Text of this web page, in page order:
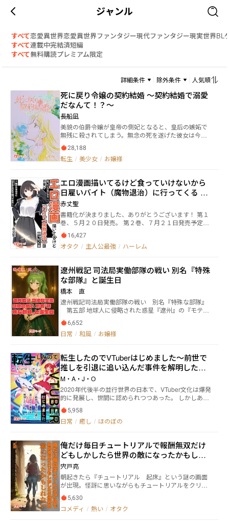
ジャンル
すべて恋愛異世界恋愛異世界ファンタジー現代ファンタジー現実世界BL
すべて連載中完結済短編
すべて無料購読プレミアム限定
詳細条件 除外条件 人気順
死に戻り令嬢の契約結婚 〜契約結婚で溺愛
だなんて！？〜
長船凪
美貌の伯爵令嬢が皇帝の側妃となると、皇后の嫉妬で
無残に殺されてしまう。無念の死を遂げた彼女は今際
の際に救済を神に祈った。 そして彼女は死に戻りをし
た。皇帝に見初められるデビュタントの以前の自分
に。 更に死に戻りの際に前々世で日本の女性だったこ
を希望する。 本編終了後に、外伝が始まります。2025
7/28より
28,188
転生 / 美少女 / お嬢様
エロ漫画描いてるけど食っていけないから
日雇いバイト（魔物退治）に行ってくる ～
助けた女の子に付きまとわれて困ってます
～
赤丈聖
書籍化が決まりました、ありがとうございます！ 第１
巻、５月２０日発売。 第２巻、７月２１日発売予定。
茶川綴人は“エロ”が付く漫画家だ。一日のほとんどを
創作活動に充てている。 夢は印税だけで暮らせるぐら
い売れること。でも、未だ安定した生活には程遠い。
か……。 いや、それだけはダメだ。二ヶ月連続は避け
たい。 じゃあ、どうすればいい？ どうすれば家賃を滞
納せずに済む？ 悲しいかな、その答えは既に出てい
る。 「……日雇いバイト、行くしかないよなぁ」
16,427
オタク / 主人公最強 / ハーレム
遼州戦記 司法局実働部隊の戦い 別名『特殊
な部隊』と誕生日
橋本 直
遼州戦記司法局実働部隊の戦い 別名『特殊な部隊』
第五部 地球人に侵略された惑星『遼州』の『モテな
い宇宙人』遼州人の青年・神前誠（しんぜん まこと）
が、司法局実働部隊機動部隊第一小隊――通称『特殊な部
隊』に配属されて、半年が過ぎようとしていた。 銃も
んな新米を容赦なく『部隊のノリ』へ引きずり込むこ
とに容赦がない。 無表情で的確、戦場では鬼なのに日
常では不器用な小隊長カウラ・ベルガー大尉。 185cm
の長身に糸目の笑顔、豪快さと悪ノリを両立させる運
用艦『ふさ』艦長アメリア・クラウゼ中佐。 上流貴族
の生まれで暴力サイボーグ、誠を蹴って起こすのが朝
の挨拶な西園寺かなめ大尉。 そして彼女の妹で、誠の
『許婚』を自称する完璧美貌の少佐・日野かえで――ただ
し趣味と執着が致命的に『異常』。 舞台は年末。訓練
2月25日』という事実が明らかになったことがきっか
けで、アメリア主導のクリスマス会が誠の実家『神前
一刀流道場』で開催されることになる。 剣の家に、軍
人と人造人間と貴族と変態が雪崩れ込み、上品すぎる
プレゼント選び、蟹パーティー、里帰り渋滞、意味不
明な招待状、そして『認めた覚えのない婚約話』まで
が次々に襲来。誠はツッコミ役として振り回されなが
らも、カウラへの贈り物に得意の『絵』を選び、妨害
と騒動の渦中で必死に描き上げていく。 笑いと皮肉、
仲間の情と厄介さが同居する、SFお仕事ギャグロマ
6,652
日常 / 和風 / お嬢様
転生したのでVTuberはじめました〜前世で
推しを引退に追い込んだ事件を解明した
い〜
M・A・J・O
2020年代後半の並行世界の日本で、VTuber文化は爆発
的に発展し、世間に認められつつあった。 しかしある
時、白鳥かなの推しているVTuberがとある事件により
引退を迫られることになる。 かなはそのことがショッ
クで周りが見えておらず、外出中車に轢かれて死亡
た。 かなは前世の記憶が残っていたため未来の知識を
活かして、多様性と革新の方向へとコミュニティを導
くことを決心する。 【現実世界ジャンル、アクティブ
ランキングにて最高第1位達成！】 【現実世界ジャン
ル、応援ランキングにて最高第1位達成！】
5,958
日常 / 癒し / ほのぼの
俺だけ毎日チュートリアルで報酬無双だけ
どもしかしたら世界の敵になったかもしれ
ない
宍戸亮
朝起きたら『チュートリアル 起床』という謎の画面
が出現。怪訝に思いながらもチュートリアルをクリア
していき、報酬を貰う。そして近い未来、世界が一新
する出来事が起こり、主人公・花房 萌（はなぶさ
はじめ）の人生の歯車が狂いだす。 不意に開かれるダ
5,630
コメディ / 熱い / オタク